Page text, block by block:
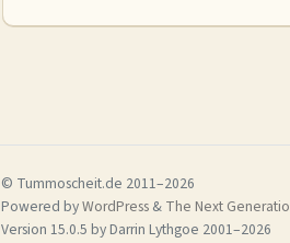
© Tummoscheit.de 2011–2026
Powered byWordPress & The Next
Version 15.0.5 by Darrin Lythgoe 2001–2026